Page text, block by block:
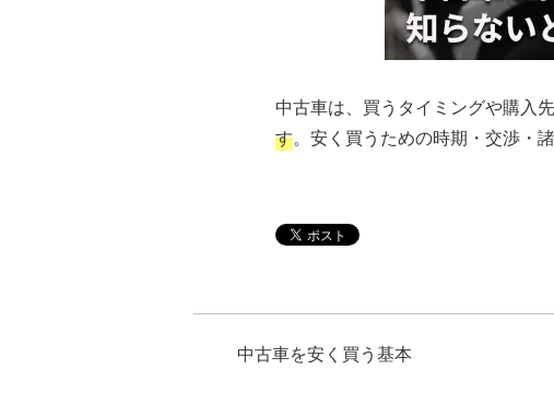
中古車は、買うタイミングや購入
す。安く買うための時期・交渉・
中古車を安く買う基本